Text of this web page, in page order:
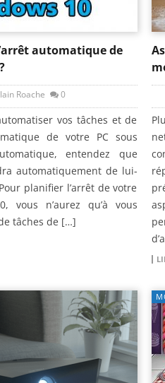
automatique de
Roache 0
vos tâches et de
de votre PC sous
entendez que
automatiquement de lui-
planifier l’arrêt de votre
vous n’aurez qu’à vous
tâches de […]